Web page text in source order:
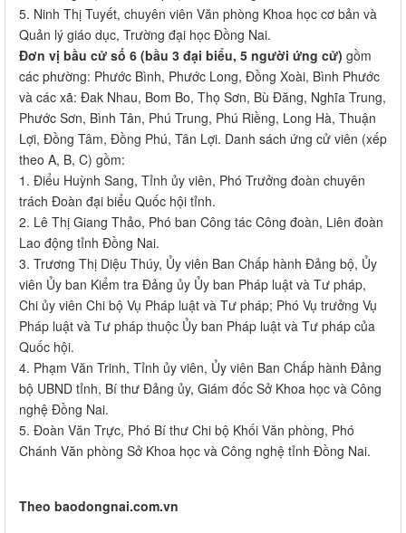
5. Ninh Thị Tuyết, chuyên viên Văn phòng Khoa học cơ bản và
Quản lý giáo dục, Trường đại học Đồng Nai.
Đơn vị bầu cử số 6 (bầu 3 đại biểu, 5 người ứng cử) gồm
các phường: Phước Bình, Phước Long, Đồng Xoài, Bình Phước
và các xã: Đak Nhau, Bom Bo, Thọ Sơn, Bù Đăng, Nghĩa Trung,
Phước Sơn, Bình Tân, Phú Trung, Phú Riềng, Long Hà, Thuận
Lợi, Đồng Tâm, Đồng Phú, Tân Lợi. Danh sách ứng cử viên (xếp
theo A, B, C) gồm:
1. Điểu Huỳnh Sang, Tỉnh ủy viên, Phó Trưởng đoàn chuyên
trách Đoàn đại biểu Quốc hội tỉnh.
2. Lê Thị Giang Thảo, Phó ban Công tác Công đoàn, Liên đoàn
Lao động tỉnh Đồng Nai.
3. Trương Thị Diệu Thúy, Ủy viên Ban Chấp hành Đảng bộ, Ủy
viên Ủy ban Kiểm tra Đảng ủy Ủy ban Pháp luật và Tư pháp,
Chi ủy viên Chi bộ Vụ Pháp luật và Tư pháp; Phó Vụ trưởng Vụ
Pháp luật và Tư pháp thuộc Ủy ban Pháp luật và Tư pháp của
Quốc hội.
4. Phạm Văn Trinh, Tỉnh ủy viên, Ủy viên Ban Chấp hành Đảng
bộ UBND tỉnh, Bí thư Đảng ủy, Giám đốc Sở Khoa học và Công
nghệ Đồng Nai.
5. Đoàn Văn Trực, Phó Bí thư Chi bộ Khối Văn phòng, Phó
Chánh Văn phòng Sở Khoa học và Công nghệ tỉnh Đồng Nai.
Theo baodongnai.com.vn